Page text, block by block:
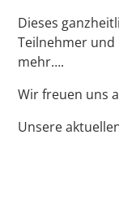
Dieses
Teilnehmer
mehr….
Wir freuen uns
Unsere